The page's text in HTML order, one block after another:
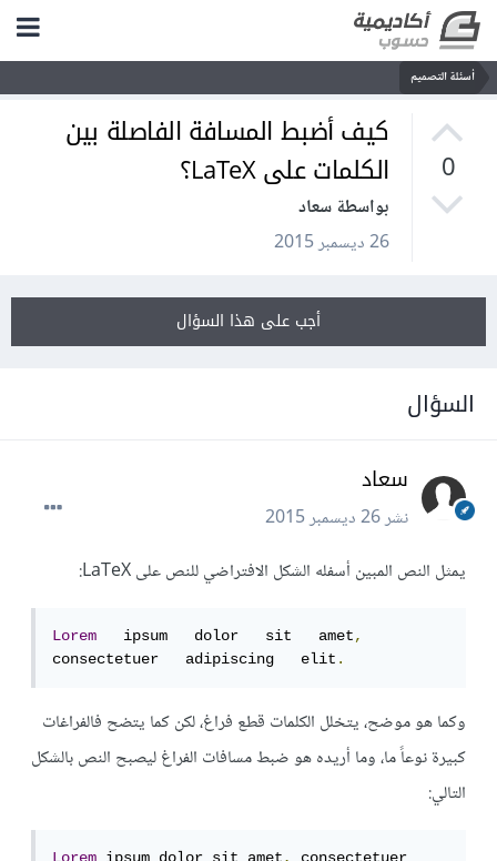
أسئلة التصميم
0
كيف أضبط المسافة الفاصلة بين
الكلمات على LaTeX؟
بواسطة سعاد
26 ديسمبر 2015
أجب على هذا السؤال
السؤال
سعاد
نشر26 ديسمبر 2015
يمثل النص المبين أسفله الشكل الافتراضي للنص على LaTeX:
Lorem
   ipsum   dolor   sit   amet
,
consectetuer   adipiscing   elit.
وكما هو موضح، يتخلل الكلمات قطع فراغ، لكن كما يتضح فالفراغات
كبيرة نوعاً ما، وما أريده هو ضبط مسافات الفراغ ليصبح النص بالشكل
التالي: